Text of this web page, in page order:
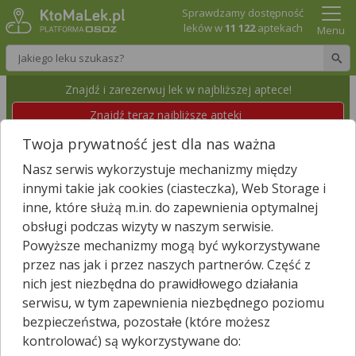
Wpisz nazwę leku
Sprawdzamy dostępność
leków w11 122aptekach Menu
Znajdź i zarezerwuj lek w najbliższej aptece!
Znajdź teraz najbliższe apteki
APTEKA "KŁODZKA" JOLANTA RAWSKA
SPÓŁKA JAWNA
Kłodzko, Tadeusza Kościuszki 13 Wyświetl numer
Id apteki: 890 182
Zamknięta, zapraszamy dzisiaj(08:00 – 18:00)
Znajdź leki w okolicy i zarezerwuj
Twoja prywatność jest dla nas ważna
Nasz serwis wykorzystuje mechanizmy między
innymi takie jak cookies (ciasteczka), Web Storage i
inne, które służą m.in. do zapewnienia optymalnej
obsługi podczas wizyty w naszym serwisie.
Powyższe mechanizmy mogą być wykorzystywane
przez nas jak i przez naszych partnerów. Część z
nich jest niezbędna do prawidłowego działania
serwisu, w tym zapewnienia niezbędnego poziomu
bezpieczeństwa, pozostałe (które możesz
kontrolować) są wykorzystywane do: